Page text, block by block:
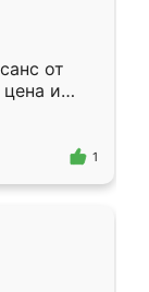
от
и
1